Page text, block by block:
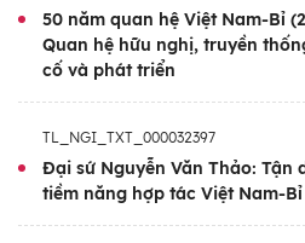
50 năm quan hệ Việt Nam-Bỉ
Quan hệ hữu nghị, truyền
cố và phát triển
TL_NGI_TXT_000032397
Đại sứ Nguyễn Văn Thảo: Tận
tiềm năng hợp tác Việt Nam-Bỉ